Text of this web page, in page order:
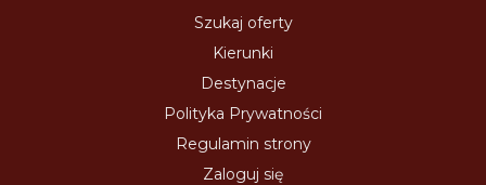
Szukaj oferty
Kierunki
Destynacje
Polityka Prywatności
Regulamin strony
Zaloguj się